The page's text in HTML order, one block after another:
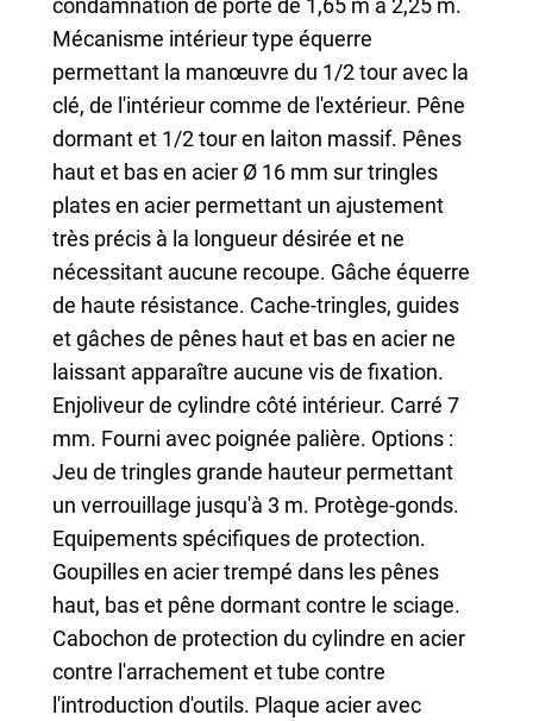
condamnation de porte de 1,65 m à 2,25 m.
Mécanisme intérieur type équerre
permettant la manœuvre du 1/2 tour avec la
clé, de l'intérieur comme de l'extérieur. Pêne
dormant et 1/2 tour en laiton massif. Pênes
haut et bas en acier Ø 16 mm sur tringles
plates en acier permettant un ajustement
très précis à la longueur désirée et ne
nécessitant aucune recoupe. Gâche équerre
de haute résistance. Cache-tringles, guides
et gâches de pênes haut et bas en acier ne
laissant apparaître aucune vis de fixation.
Enjoliveur de cylindre côté intérieur. Carré 7
mm. Fourni avec poignée palière. Options :
Jeu de tringles grande hauteur permettant
un verrouillage jusqu'à 3 m. Protège-gonds.
Equipements spécifiques de protection.
Goupilles en acier trempé dans les pênes
haut, bas et pêne dormant contre le sciage.
Cabochon de protection du cylindre en acier
contre l'arrachement et tube contre
l'introduction d'outils. Plaque acier avec